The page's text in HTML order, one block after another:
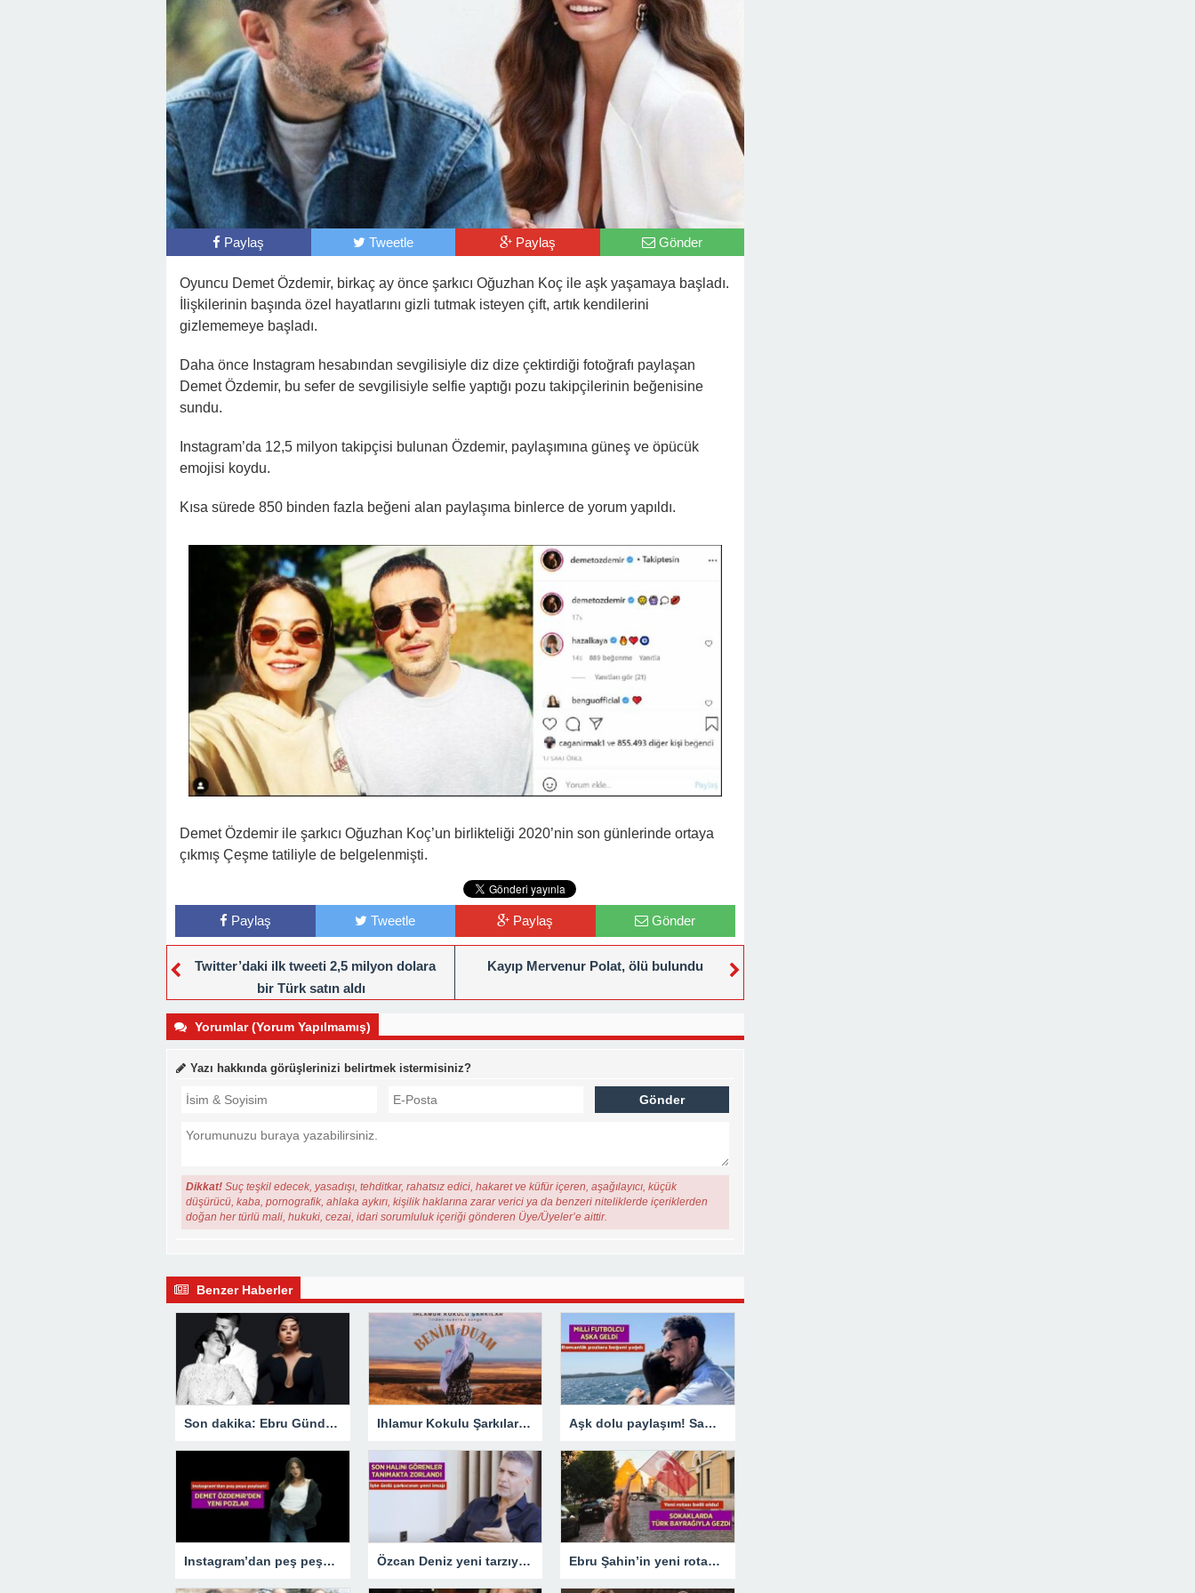
Paylaş Tweetle Paylaş Gönder
Oyuncu Demet Özdemir, birkaç ay önce şarkıcı Oğuzhan Koç ile aşk yaşamaya başladı.
İlişkilerinin başında özel hayatlarını gizli tutmak isteyen çift, artık kendilerini
gizlememeye başladı.
Daha önce Instagram hesabından sevgilisiyle diz dize çektirdiği fotoğrafı paylaşan
Demet Özdemir, bu sefer de sevgilisiyle selfie yaptığı pozu takipçilerinin beğenisine
sundu.
Instagram’da 12,5 milyon takipçisi bulunan Özdemir, paylaşımına güneş ve öpücük
emojisi koydu.
Kısa sürede 850 binden fazla beğeni alan paylaşıma binlerce de yorum yapıldı.
Demet Özdemir ile şarkıcı Oğuzhan Koç’un birlikteliği 2020’nin son günlerinde ortaya
çıkmış Çeşme tatiliyle de belgelenmişti.
Paylaş Tweetle Paylaş Gönder
Twitter’daki ilk tweeti 2,5 milyon dolara
bir Türk satın aldı
Kayıp Mervenur Polat, ölü bulundu
Yorumlar (Yorum Yapılmamış)
Yazı hakkında görüşlerinizi belirtmek istermisiniz?
Dikkat! Suç teşkil edecek, yasadışı, tehditkar, rahatsız edici, hakaret ve küfür içeren, aşağılayıcı, küçük
düşürücü, kaba, pornografik, ahlaka aykırı, kişilik haklarına zarar verici ya da benzeri niteliklerde içeriklerden
doğan her türlü mali, hukuki, cezai, idari sorumluluk içeriği gönderen Üye/Üyeler’e aittir.
Benzer Haberler
Son dakika: Ebru Gündeş boşanıyor! Kararı Instagram’dan duyurdu Ihlamur Kokulu Şarkılar” serisinin yeni çalışması “Benim Duam” dijital platformlarda yayında! Aşk dolu paylaşım! Samet Akaydın ve Hazal Çağlar’dan yeni kareler
Instagram’dan peş peşe paylaştı! Demet Özdemir’den yeni pozlar Özcan Deniz yeni tarzıyla dikkat çekti! İşte ünlü şarkıcının son imajı Ebru Şahin’in yeni rotası belli oldu! Instagram detayı ele verdi